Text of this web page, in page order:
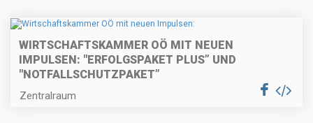
WIRTSCHAFTSKAMMER OÖ MIT NEUEN
IMPULSEN: "ERFOLGSPAKET PLUS” UND
"NOTFALLSCHUTZPAKET”
Zentralraum